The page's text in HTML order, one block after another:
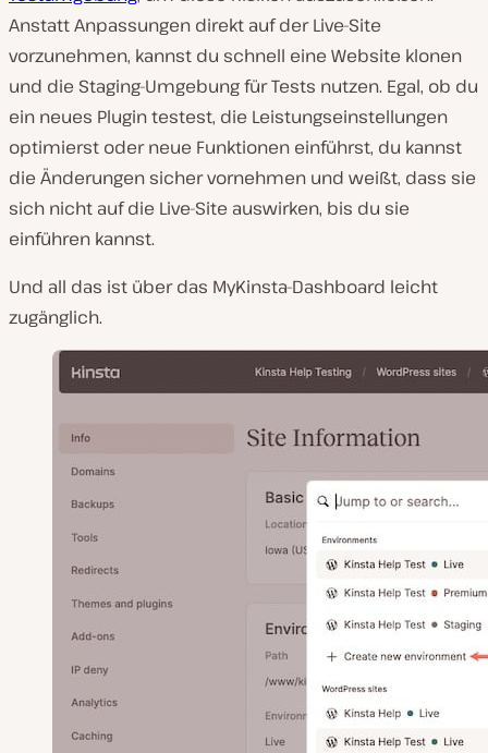
Anstatt Anpassungen direkt auf der Live-Site
vorzunehmen, kannst du schnell eine Website klonen
und die Staging-Umgebung für Tests nutzen. Egal, ob du
ein neues Plugin testest, die Leistungseinstellungen
optimierst oder neue Funktionen einführst, du kannst
die Änderungen sicher vornehmen und weißt, dass sie
sich nicht auf die Live-Site auswirken, bis du sie
einführen kannst.
Und all das ist über das MyKinsta-Dashboard leicht
zugänglich.